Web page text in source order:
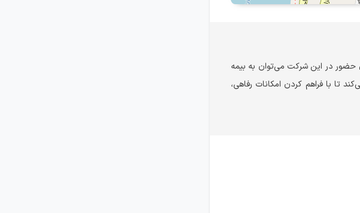
حضور در این شرکت می‌توان به بیمه
تا با فراهم کردن امکانات رفاهی،